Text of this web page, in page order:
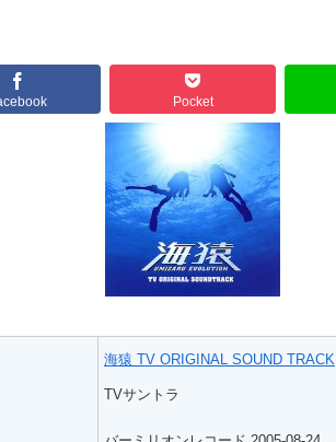
Pocket
海猿 TV ORIGINAL SOUND TRACK
TVサントラ